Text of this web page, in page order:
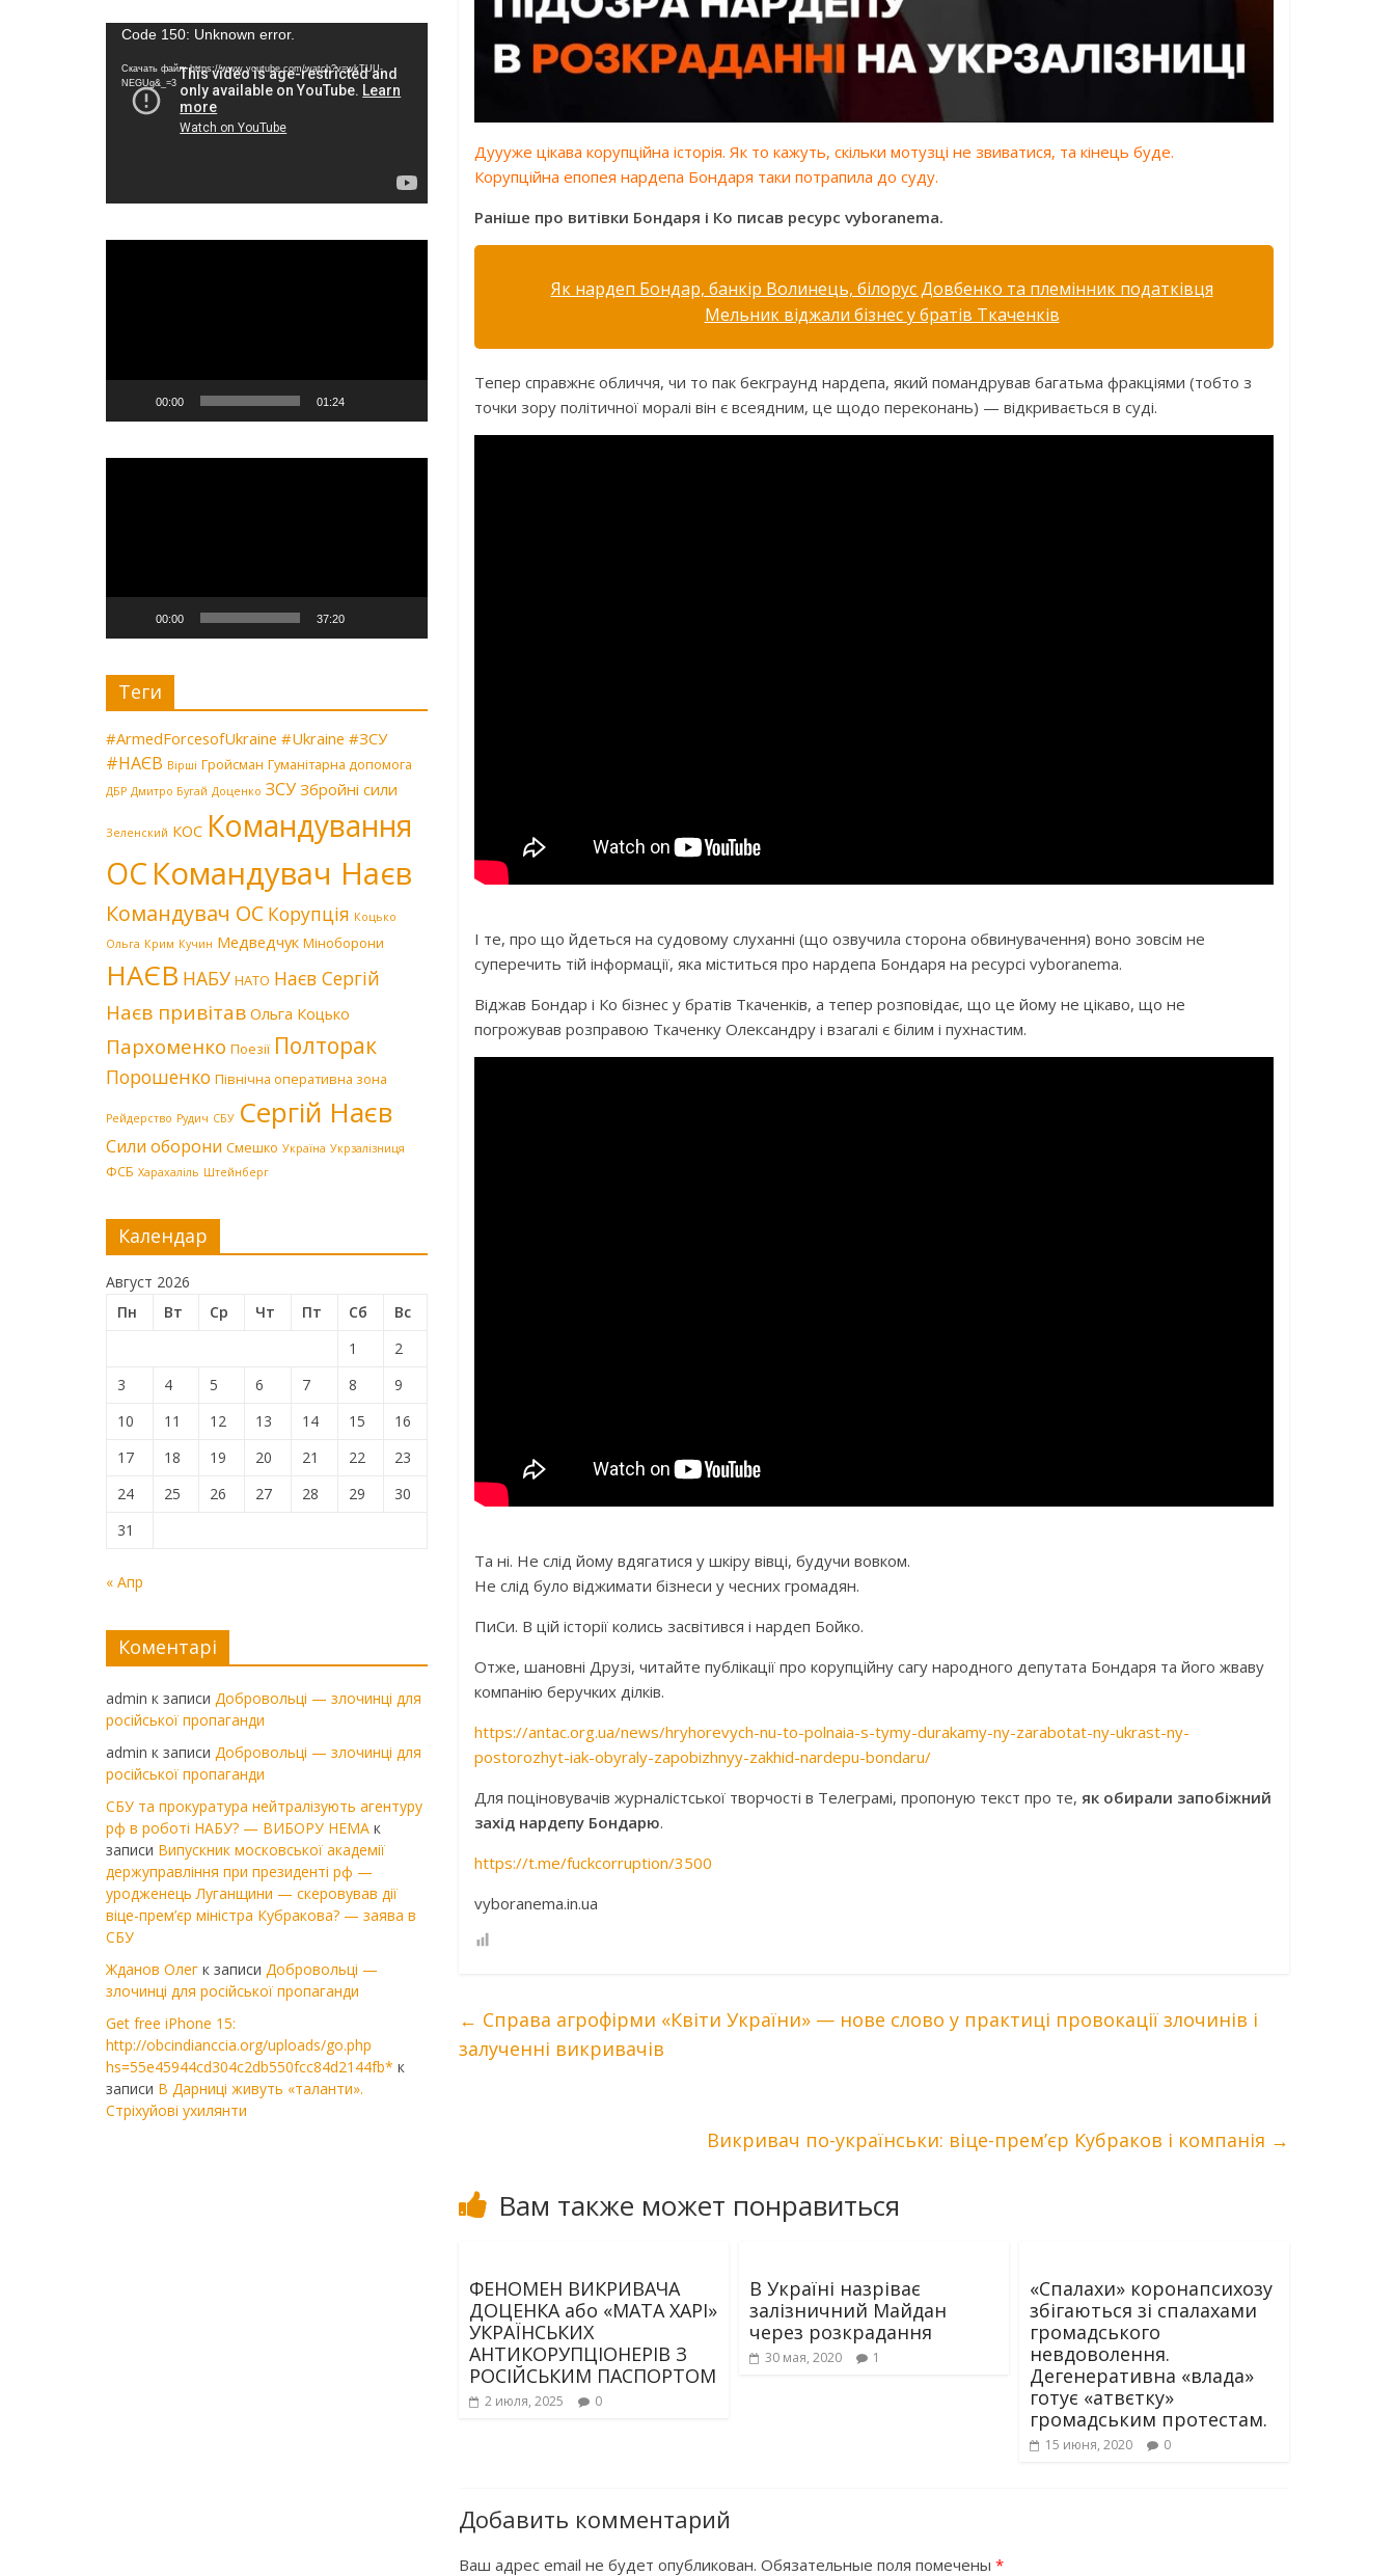
Дуууже цікава корупційна історія. Як то кажуть, скільки мотузці не звиватися, та кінець буде.
Корупційна епопея нардепа Бондаря таки потрапила до суду.
Раніше про витівки Бондаря і Ко писав ресурс vyboranema.
Як нардеп Бондар, банкір Волинець, білорус Довбенко та племінник податківця
Мельник віджали бізнес у братів Ткаченків
Тепер справжнє обличчя, чи то пак бекграунд нардепа, який помандрував багатьма фракціями (тобто з
точки зору політичної моралі він є всеядним, це щодо переконань) — відкривається в суді.
І те, про що йдеться на судовому слуханні (що озвучила сторона обвинувачення) воно зовсім не
суперечить тій інформації, яка міститься про нардепа Бондаря на ресурсі vyboranema.
Віджав Бондар і Ко бізнес у братів Ткаченків, а тепер розповідає, що це йому не цікаво, що не
погрожував розправою Ткаченку Олександру і взагалі є білим і пухнастим.
Та ні. Не слід йому вдягатися у шкіру вівці, будучи вовком.
Не слід було віджимати бізнеси у чесних громадян.
ПиСи. В цій історії колись засвітився і нардеп Бойко.
Отже, шановні Друзі, читайте публікації про корупційну сагу народного депутата Бондаря та його жваву
компанію беручких ділків.
https://antac.org.ua/news/hryhorevych-nu-to-polnaia-s-tymy-durakamy-ny-zarabotat-ny-ukrast-ny-
postorozhyt-iak-obyraly-zapobizhnyy-zakhid-nardepu-bondaru/
Для поціновувачів журналістської творчості в Телеграмі, пропоную текст про те, як обирали запобіжний
захід нардепу Бондарю.
https://t.me/fuckcorruption/3500
vyboranema.in.ua
← Справа агрофірми «Квіти України» — нове слово у практиці провокації злочинів і
залученні викривачів
Викривач по-українськи: віце-прем’єр Кубраков і компанія →
Вам также может понравиться
ФЕНОМЕН ВИКРИВАЧА
ДОЦЕНКА або «МАТА ХАРІ»
УКРАЇНСЬКИХ
АНТИКОРУПЦІОНЕРІВ З
РОСІЙСЬКИМ ПАСПОРТОМ
2 июля, 2025 0
В Україні назріває
залізничний Майдан
через розкрадання
30 мая, 2020 1
«Спалахи» коронапсихозу
збігаються зі спалахами
громадського
невдоволення.
Дегенеративна «влада»
готує «атвєтку»
громадським протестам.
15 июня, 2020 0
Добавить комментарий
Ваш адрес email не будет опубликован. Обязательные поля помечены *
Видеоплеер
Code 150: Unknown error.
Скачать файл: https://www.youtube.com/watch?v=wkTUU-
NEGUg&_=3
00:00 01:24
00:00 37:20
Теги
#ArmedForcesofUkraine #Ukraine #ЗСУ
#НАЄВ Вірші Гройсман Гуманітарна допомога
ДБР Дмитро Бугай Доценко ЗСУ Збройні сили
Зеленский КОС Командування
ОС Командувач Наєв
Командувач ОС Корупція Коцько
Ольга Крим Кучин Медведчук Міноборони
НАЄВ НАБУ НАТО Наєв Сергій
Наєв привітав Ольга Коцько
Пархоменко Поезії Полторак
Порошенко Північна оперативна зона
Рейдерство Рудич СБУ Сергій Наєв
Сили оборони Смешко Україна Укрзалізниця
ФСБ Харахаліль Штейнберг
Календар
Август 2026
Пн
Вт Ср Чт Пт Сб
Вс
1
2
3
4 5 6 7 8
9
10
11 12 13 14 15
16
17
18 19 20 21 22
23
24
25 26 27 28 29
30
31
« Апр
Коментарі
admin к записи Добровольці — злочинці для
російської пропаганди
admin к записи Добровольці — злочинці для
російської пропаганди
СБУ та прокуратура нейтралізують агентуру
рф в роботі НАБУ? — ВИБОРУ НЕМА к
записи Випускник московської академії
держуправління при президенті рф —
уродженець Луганщини — скеровував дії
віце-прем’єр міністра Кубракова? — заява в
СБУ
Жданов Олег к записи Добровольці —
злочинці для російської пропаганди
Get free iPhone 15:
http://obcindianccia.org/uploads/go.php
hs=55e45944cd304c2db550fcc84d2144fb* к
записи В Дарниці живуть «таланти».
Стріхуйові ухилянти